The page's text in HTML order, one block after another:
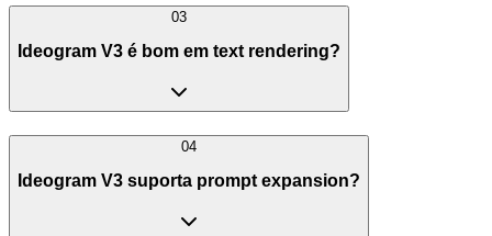
03
Ideogram V3 é bom em text rendering?
04
Ideogram V3 suporta prompt expansion?